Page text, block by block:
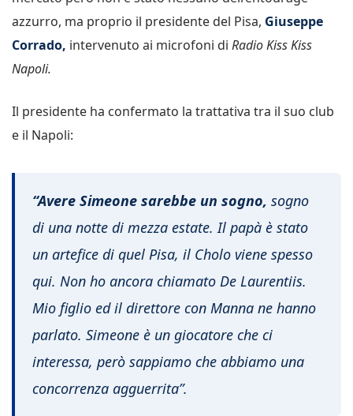
azzurro, ma proprio il presidente del Pisa, Giuseppe
Corrado, intervenuto ai microfoni di Radio Kiss Kiss
Napoli.
Il presidente ha confermato la trattativa tra il suo club
e il Napoli:
“Avere Simeone sarebbe un sogno, sogno
di una notte di mezza estate. Il papà è stato
un artefice di quel Pisa, il Cholo viene spesso
qui. Non ho ancora chiamato De Laurentiis.
Mio figlio ed il direttore con Manna ne hanno
parlato. Simeone è un giocatore che ci
interessa, però sappiamo che abbiamo una
concorrenza agguerrita”.